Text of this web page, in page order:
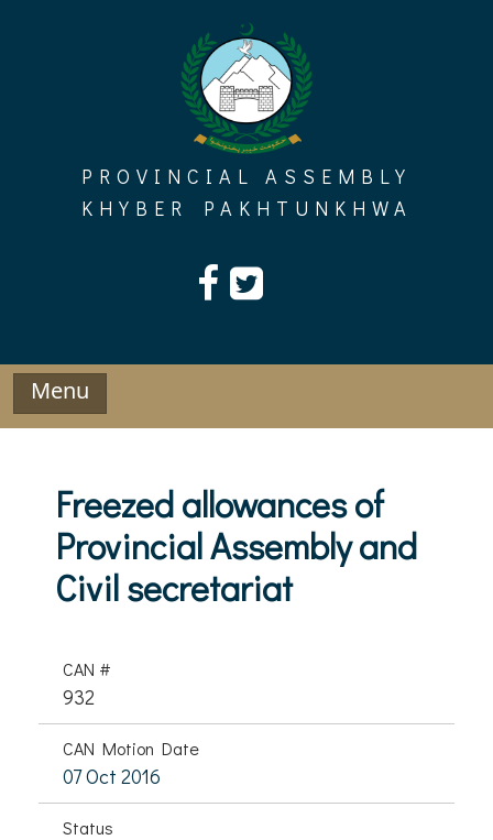
PROVINCIAL ASSEMBLY
KHYBER PAKHTUNKHWA
Menu
Freezed allowances of
Provincial Assembly and
Civil secretariat
CAN #
932
CAN Motion Date
07 Oct 2016
Status